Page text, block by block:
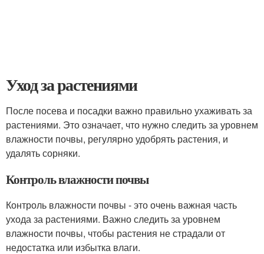
Уход за растениями
После посева и посадки важно правильно ухаживать за
растениями. Это означает, что нужно следить за уровнем
влажности почвы, регулярно удобрять растения, и
удалять сорняки.
Контроль влажности почвы
Контроль влажности почвы - это очень важная часть
ухода за растениями. Важно следить за уровнем
влажности почвы, чтобы растения не страдали от
недостатка или избытка влаги.